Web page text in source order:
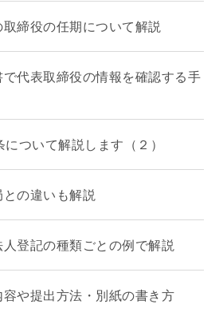
締役の任期について解説
代表取締役の情報を確認する手
ついて解説します（２）
の違いも解説
登記の種類ごとの例で解説
や提出方法・別紙の書き方